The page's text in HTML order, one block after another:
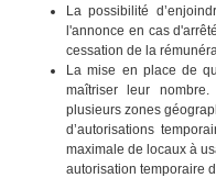
La possibilité
l'annonce en cas
cessation de la
La mise en place de
maîtriser leur
plusieurs zones
d’autorisations
maximale de locaux à
autorisation temporaire